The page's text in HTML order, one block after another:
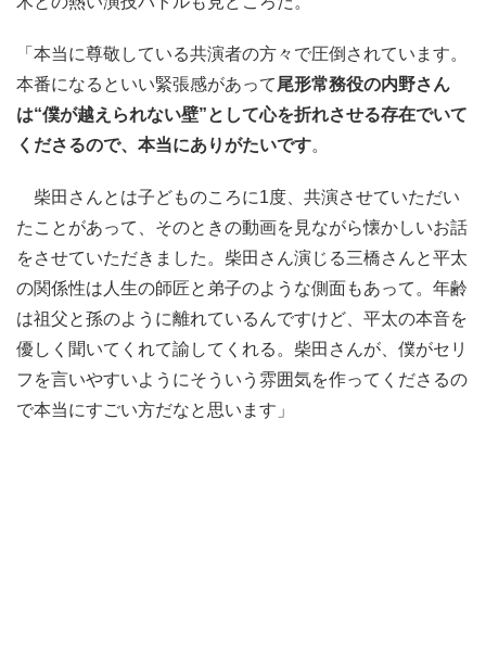
「本当に尊敬している共演者の方々で圧倒されています。
本番になるといい緊張感があって 尾形常務役の内野さん
は“僕が越えられない壁”として心を折れさせる存在でいて
くださるので、本当にありがたいです。
柴田さんとは子どものころに1度、共演させていただい
たことがあって、そのときの動画を見ながら懐かしいお話
をさせていただきました。柴田さん演じる三橋さんと平太
の関係性は人生の師匠と弟子のような側面もあって。年齢
は祖父と孫のように離れているんですけど、平太の本音を
優しく聞いてくれて諭してくれる。柴田さんが、僕がセリ
フを言いやすいようにそういう雰囲気を作ってくださるの
で本当にすごい方だなと思います」